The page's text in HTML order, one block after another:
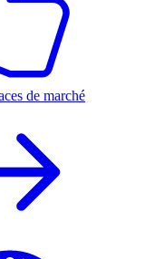
de marché